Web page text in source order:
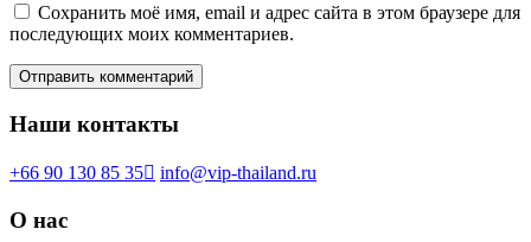
Сохранить моё имя, email и адрес сайта в этом браузере для
последующих моих комментариев.
Наши контакты
+66 90 130 85 35 info@vip-thailand.ru
О нас